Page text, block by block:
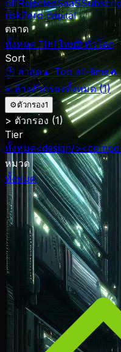
offRejectedSaaS
riskZero capital
ตลาด
ทั้งหมด🇹🇭 ไทย🌐 ทั่วโลก
Sort
🕒 ล่าสุด ▲ Top all-time
× ล้างตัวกรองทั้งหมด (1)
⚙ตัวกรอง1
> ตัวกรอง (1)
Tier
ทั้งหมด<design/>
หมวด
ทั้งหมด